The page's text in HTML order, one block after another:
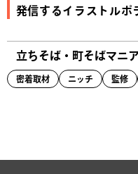
発信するイラストルポ
立ちそば・町そばマニ
密着取材 ニッチ 監修